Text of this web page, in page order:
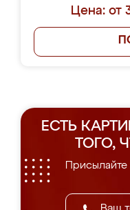
Цена: от
ЕСТЬ
ТОГО,